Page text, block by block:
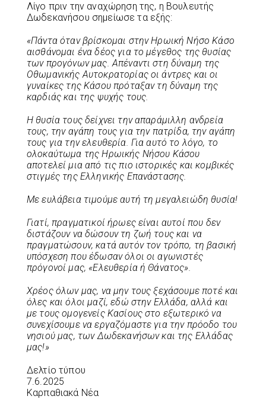
Λίγο πριν την αναχώρηση της, η Βουλευτής
Δωδεκανήσου σημείωσε τα εξής:
«Πάντα όταν βρίσκομαι στην Ηρωική Νήσο Κάσο
αισθάνομαι ένα δέος για το μέγεθος της θυσίας
των προγόνων μας. Απέναντι στη δύναμη της
Οθωμανικής Αυτοκρατορίας οι άντρες και οι
γυναίκες της Κάσου πρόταξαν τη δύναμη της
καρδιάς και της ψυχής τους.
Η θυσία τους δείχνει την απαράμιλλη ανδρεία
τους, την αγάπη τους για την πατρίδα, την αγάπη
τους για την ελευθερία. Για αυτό το λόγο, το
ολοκαύτωμα της Ηρωικής Νήσου Κάσου
αποτελεί μια από τις πιο ιστορικές και κομβικές
στιγμές της Ελληνικής Επανάστασης.
Με ευλάβεια τιμούμε αυτή τη μεγαλειώδη θυσία!
Γιατί, πραγματικοί ήρωες είναι αυτοί που δεν
διστάζουν να δώσουν τη ζωή τους και να
πραγματώσουν, κατά αυτόν τον τρόπο, τη βασική
υπόσχεση που έδωσαν όλοι οι αγωνιστές
πρόγονοί μας, «Ελευθερία ή Θάνατος».
Χρέος όλων μας, να μην τους ξεχάσουμε ποτέ και
όλες και όλοι μαζί, εδώ στην Ελλάδα, αλλά και
με τους ομογενείς Κασίους στο εξωτερικό να
συνεχίσουμε να εργαζόμαστε για την πρόοδο του
νησιού μας, των Δωδεκανήσων και της Ελλάδας
μας!»
Δελτίο τύπου
7.6.2025
Καρπαθιακά Νέα